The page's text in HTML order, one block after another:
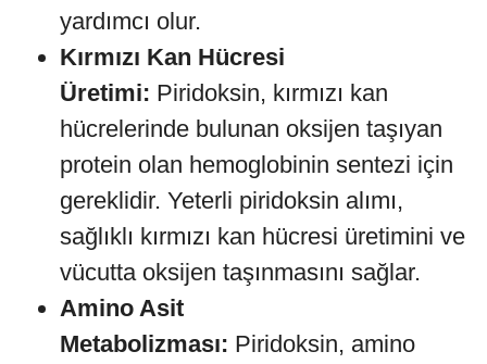
yardımcı olur.
Kırmızı Kan Hücresi
Üretimi: Piridoksin, kırmızı kan
hücrelerinde bulunan oksijen taşıyan
protein olan hemoglobinin sentezi için
gereklidir. Yeterli piridoksin alımı,
sağlıklı kırmızı kan hücresi üretimini ve
vücutta oksijen taşınmasını sağlar.
Amino Asit
Metabolizması: Piridoksin, amino